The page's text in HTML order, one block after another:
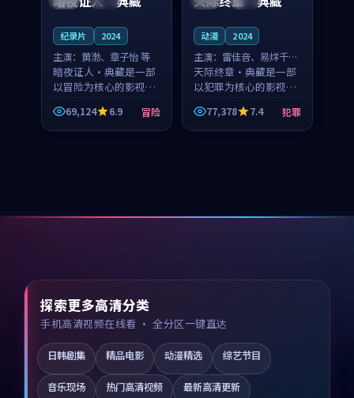
纪录片 2024
主演： 黄渤、章子怡 等
暗夜证人·典藏是一部
以冒险为核心的影视作
品，围绕危机、反转与
人物成长展开，整体节
奏紧凑，值得推荐观
69,124 6.9 冒险
动漫 2024
主演： 雷佳音、易烊千玺
等
天际终章·典藏是一部
以犯罪为核心的影视作
品，围绕危机、反转与
人物成长展开，整体节
奏紧凑，值得推荐观
77,378 7.4 犯罪
探索更多高清分类
手机高清视频在线看 · 全分区一键直达
日韩剧集 精品电影 动漫精选 综艺节目
音乐现场 热门高清视频 最新高清更新